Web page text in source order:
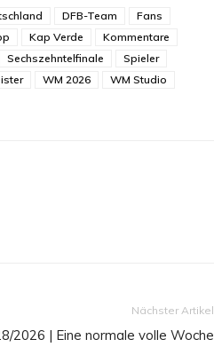
DFB-Team
Fans
Kap Verde
Kommentare
Sechszehntelfinale
Spieler
WM 2026
WM Studio
Nächster Artikel
2026 | Eine normale volle Woche